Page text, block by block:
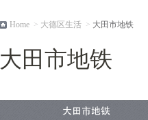
Home > 大德区生活 > 大田市地铁
大田市地铁